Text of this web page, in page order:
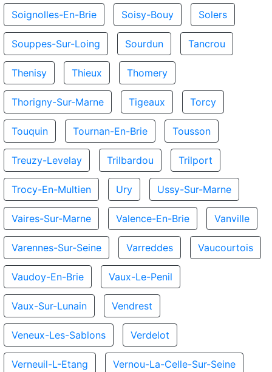
Soignolles-En-Brie Soisy-Bouy Solers
Souppes-Sur-Loing Sourdun Tancrou
Thenisy Thieux Thomery
Thorigny-Sur-Marne Tigeaux Torcy
Touquin Tournan-En-Brie Tousson
Treuzy-Levelay Trilbardou Trilport
Trocy-En-Multien Ury Ussy-Sur-Marne
Vaires-Sur-Marne Valence-En-Brie Vanville
Varennes-Sur-Seine Varreddes Vaucourtois
Vaudoy-En-Brie Vaux-Le-Penil
Vaux-Sur-Lunain Vendrest
Veneux-Les-Sablons Verdelot
Verneuil-L-Etang Vernou-La-Celle-Sur-Seine